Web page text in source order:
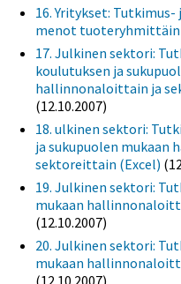
16. Yritykset:
menot tuoteryhmittäin
17. Julkinen sektori:
koulutuksen ja
hallinnonaloittain ja
(12.10.2007)
18. ulkinen sektori:
ja sukupuolen
sektoreittain (Excel)
19. Julkinen sektori:
mukaan
(12.10.2007)
20. Julkinen sektori:
mukaan